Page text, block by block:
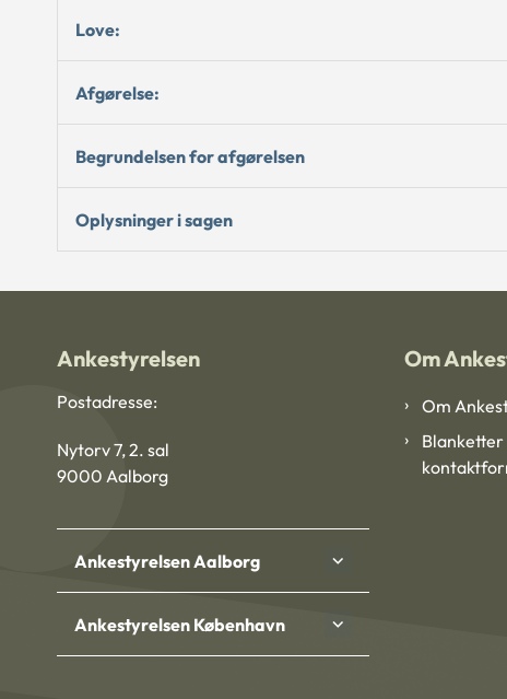
Love:
Afgørelse:
Begrundelsen for afgørelsen
Oplysninger i sagen
Ankestyrelsen
Postadresse:
Nytorv 7, 2. sal
9000 Aalborg
Ankestyrelsen Aalborg
Ankestyrelsen København
Om
Om
Blanketter